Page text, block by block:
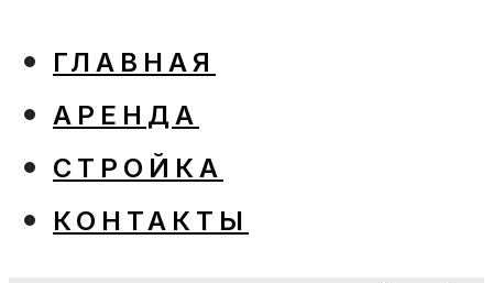
ГЛАВНАЯ
АРЕНДА
СТРОЙКА
КОНТАКТЫ